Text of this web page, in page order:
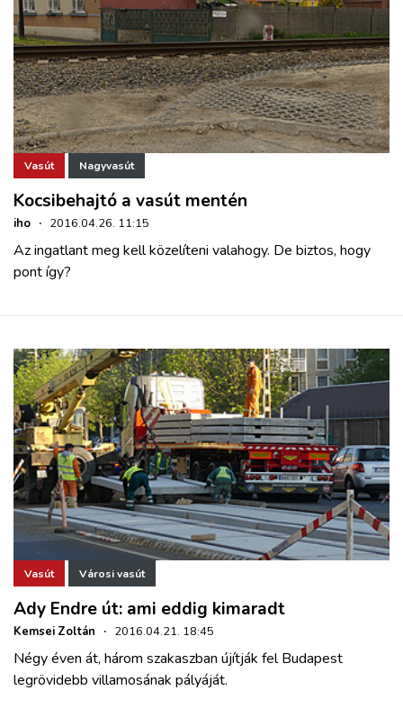
Vasút Nagyvasút
Kocsibehajtó a vasút mentén
iho · 2016.04.26. 11:15
Az ingatlant meg kell közelíteni valahogy. De biztos, hogy
pont így?
Vasút Városi vasút
Ady Endre út: ami eddig kimaradt
Kemsei Zoltán · 2016.04.21. 18:45
Négy éven át, három szakaszban újítják fel Budapest
legrövidebb villamosának pályáját.